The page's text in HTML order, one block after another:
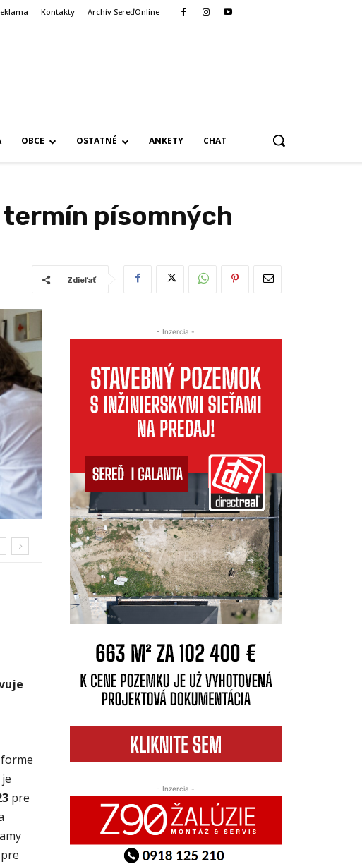
Kontakty Archív SereďOnline
OBCE OSTATNÉ ANKETY CHAT
písomných
Zdieľať
pre
- Inzercia -
- Inzercia -